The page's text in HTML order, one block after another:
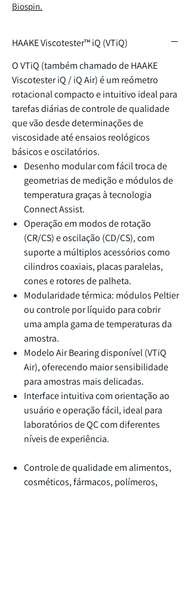
Biospin.
HAAKE Viscotester™ iQ (VTiQ)
O VTiQ (também chamado de HAAKE
Viscotester iQ / iQ Air) é um reómetro
rotacional compacto e intuitivo ideal para
tarefas diárias de controle de qualidade
que vão desde determinações de
viscosidade até ensaios reológicos
básicos e oscilatórios.
Desenho modular com fácil troca de
geometrias de medição e módulos de
temperatura graças à tecnologia
Connect Assist.
Operação em modos de rotação
(CR/CS) e oscilação (CD/CS), com
suporte a múltiplos acessórios como
cilindros coaxiais, placas paralelas,
cones e rotores de palheta.
Modularidade térmica: módulos Peltier
ou controle por líquido para cobrir
uma ampla gama de temperaturas da
amostra.
Modelo Air Bearing disponível (VTiQ
Air), oferecendo maior sensibilidade
para amostras mais delicadas.
Interface intuitiva com orientação ao
usuário e operação fácil, ideal para
laboratórios de QC com diferentes
níveis de experiência.
Controle de qualidade em alimentos,
cosméticos, fármacos, polímeros,